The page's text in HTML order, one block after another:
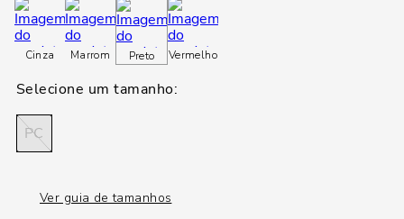
Cinza Marrom Preto Vermelho
PC
Ver guia de tamanhos